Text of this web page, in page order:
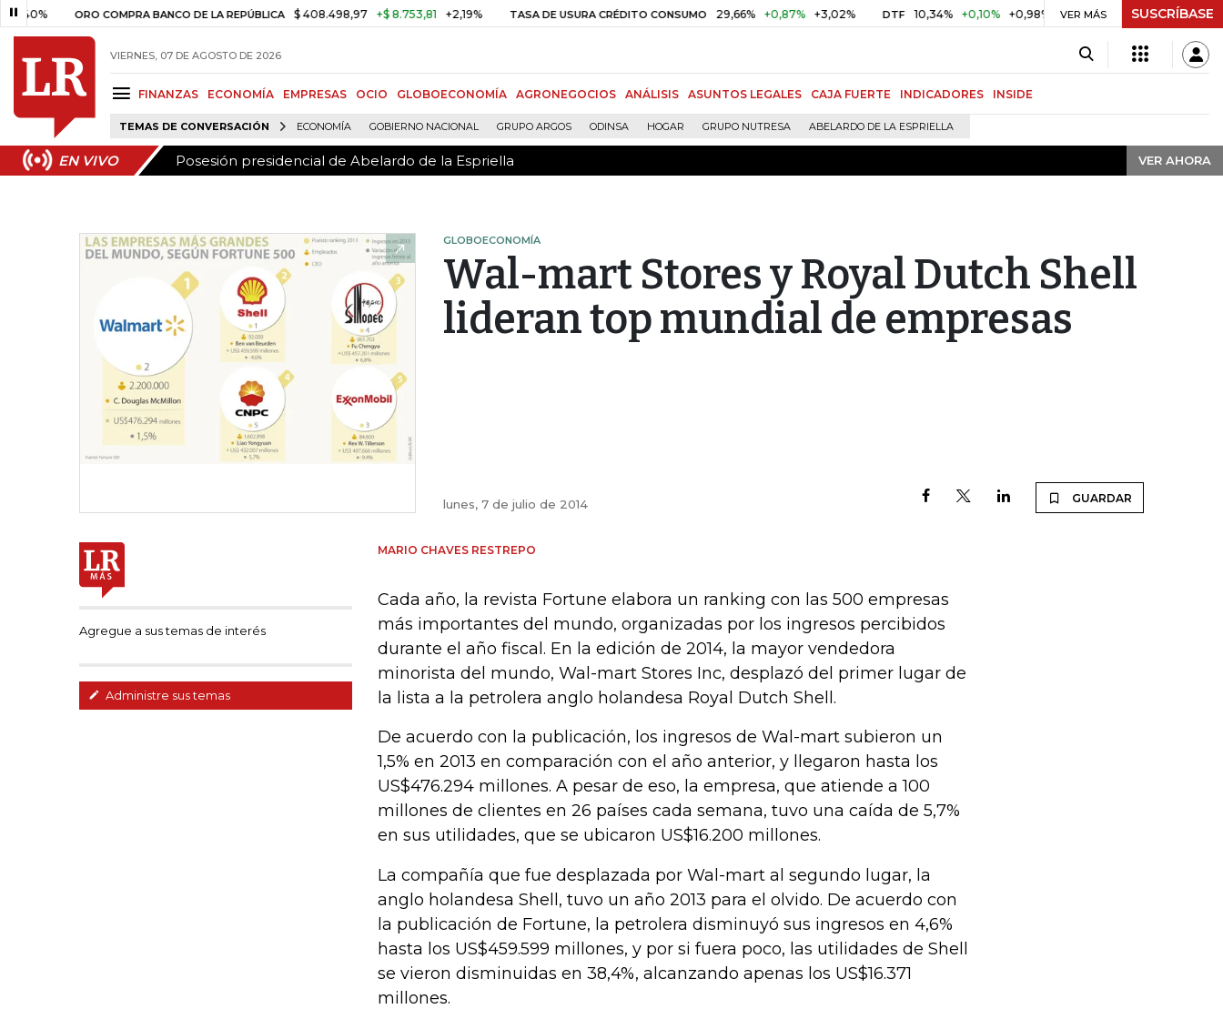
ORO COMPRA BANCO DE LA REPÚBLICA $ 408.498,97 +$ 8.753,81 +2,19% TASA DE USURA CRÉDITO CONSUMO 29,66% +0,87% +3,02% DTF 10,34% +0,10% +0,98% UVR $ 416,91 +$ 0,05 +0,01%
VER MÁS SUSCRÍBASE
VIERNES, 07 DE AGOSTO DE 2026
FINANZAS ECONOMÍA EMPRESAS OCIO GLOBOECONOMÍA AGRONEGOCIOS ANÁLISIS ASUNTOS LEGALES CAJA FUERTE INDICADORES INSIDE
TEMAS DE CONVERSACIÓN ECONOMÍA GOBIERNO NACIONAL GRUPO ARGOS ODINSA HOGAR GRUPO NUTRESA ABELARDO DE LA ESPRIELLA
EN VIVO Posesión presidencial de Abelardo de la Espriella VER AHORA
EN VIVO Posesión presidencial de Abelardo de la Espriella VER AHORA
GLOBOECONOMÍA
Wal-mart Stores y Royal Dutch Shell
lideran top mundial de empresas
lunes, 7 de julio de 2014 GUARDAR
Agregue a sus temas de interés
Administre sus temas
MARIO CHAVES RESTREPO
Cada año, la revista Fortune elabora un ranking con las 500 empresas
más importantes del mundo, organizadas por los ingresos percibidos
durante el año fiscal. En la edición de 2014, la mayor vendedora
minorista del mundo, Wal-mart Stores Inc, desplazó del primer lugar de
la lista a la petrolera anglo holandesa Royal Dutch Shell.
De acuerdo con la publicación, los ingresos de Wal-mart subieron un
1,5% en 2013 en comparación con el año anterior, y llegaron hasta los
US$476.294 millones. A pesar de eso, la empresa, que atiende a 100
millones de clientes en 26 países cada semana, tuvo una caída de 5,7%
en sus utilidades, que se ubicaron US$16.200 millones.
La compañía que fue desplazada por Wal-mart al segundo lugar, la
anglo holandesa Shell, tuvo un año 2013 para el olvido. De acuerdo con
la publicación de Fortune, la petrolera disminuyó sus ingresos en 4,6%
hasta los US$459.599 millones, y por si fuera poco, las utilidades de Shell
se vieron disminuidas en 38,4%, alcanzando apenas los US$16.371
millones.